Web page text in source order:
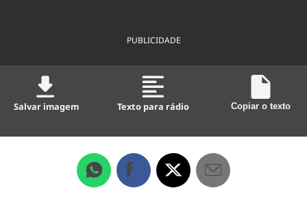
PUBLICIDADE
Salvar imagem Texto para rádio Copiar o texto